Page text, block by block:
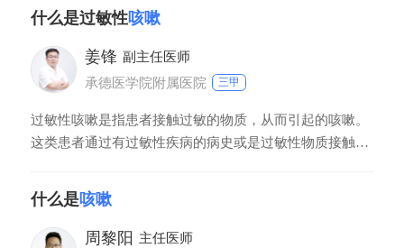
肤上损伤，所以尽量不要使用。如果患者的咳嗽症状比较
严重，还是需要去医院检查，明确诊断。因为很多中老年
的刺激性咳嗽、咳中带血，可能是肺结核、肺癌的早期症
状。所以患者最好及时去医院拍胸片检查，以
什么是过敏性咳嗽
姜锋 副主任医师
承德医学院附属医院
三甲
过敏性咳嗽是指患者接触过敏的物质，从而引起的咳嗽。
这类患者通过有过敏性疾病的病史或是过敏性物质接触
空气或其他一些异味。过敏性咳嗽通常表现为刺激性、阵
发性的干咳，，而且是白天和夜间都会出现咳嗽。咳嗽的
同时会伴有咽喉部的发痒。
什么是咳嗽
周黎阳 主任医师